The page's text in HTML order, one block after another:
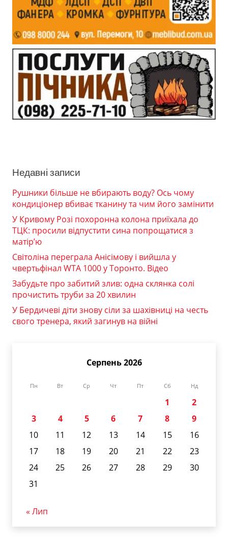
Недавні записи
Рушники більше не вбирають воду? Ось чому
кондиціонер вбиває тканину та чим його замінити
У Кривому Розі похоронна колона приїхала до
ТЦК: просили відпустити сина попрощатися з
матір’ю
Світоліна переграла Анісімову і вийшла у
чвертьфінал WTA 1000 у Торонто. Відео
Забудьте про забитий злив: одна склянка солі
прочистить труби за 20 хвилин
У Бердичеві діти знову сіли за шахівниці на честь
свого тренера, який загинув на війні
Серпень 2026
Пн Вт Ср Чт Пт Сб Нд
1
2
3
4 5 6 7 8
9
10
11 12 13 14 15
16
17
18 19 20 21 22
23
24
25 26 27 28 29
30
31
« Лип